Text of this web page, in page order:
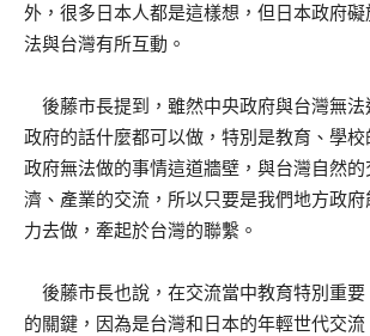
外，很多日本人都是這樣想，但日本政府
法與台灣有所互動。
後藤市長提到，雖然中央政府與台灣無法
政府的話什麼都可以做，特別是教育、學
政府無法做的事情這道牆壁，與台灣自然
濟、產業的交流，所以只要是我們地方政
力去做，牽起於台灣的聯繫。
後藤市長也說，在交流當中教育特別重
的關鍵，因為是台灣和日本的年輕世代交